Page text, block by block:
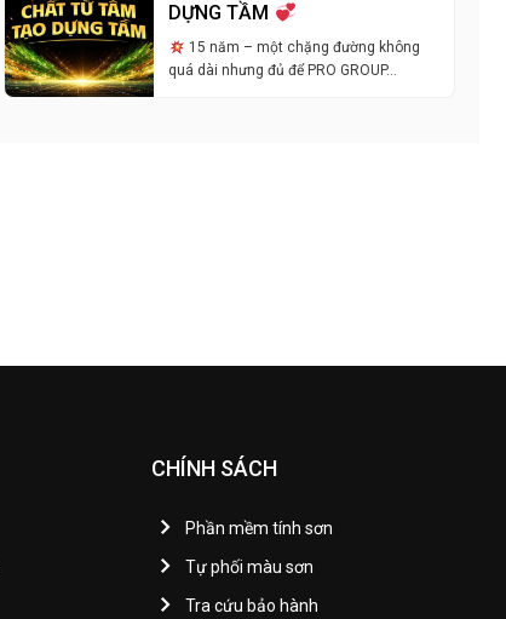
DỰNG TẦM
15 năm – một chặng đường không
quá dài nhưng đủ để PRO GROUP…
CHÍNH SÁCH
Phần mềm tính sơn
Tự phối màu sơn
Tra cứu bảo hành